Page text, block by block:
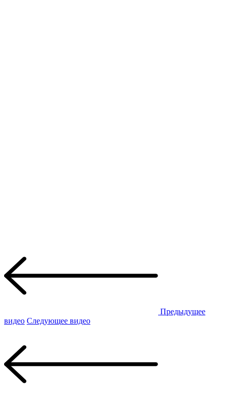
Предыдущее
видео Следующее видео